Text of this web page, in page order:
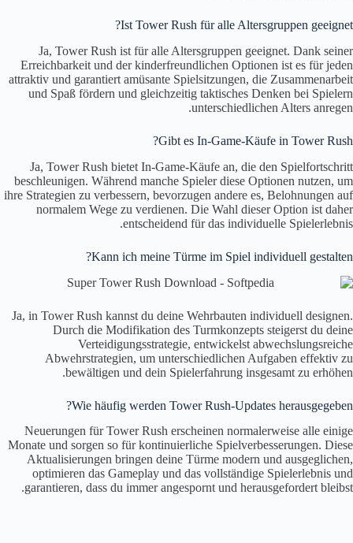
Ist Tower Rush für alle Altersgruppen geeignet?
Ja, Tower Rush ist für alle Altersgruppen geeignet. Dank seiner
Erreichbarkeit und der kinderfreundlichen Optionen ist es für jeden
attraktiv und garantiert amüsante Spielsitzungen, die Zusammenarbeit
und Spaß fördern und gleichzeitig taktisches Denken bei Spielern
unterschiedlichen Alters anregen.
Gibt es In-Game-Käufe in Tower Rush?
Ja, Tower Rush bietet In-Game-Käufe an, die den Spielfortschritt
beschleunigen. Während manche Spieler diese Optionen nutzen, um
ihre Strategien zu verbessern, bevorzugen andere es, Belohnungen auf
normalem Wege zu verdienen. Die Wahl dieser Option ist daher
entscheidend für das individuelle Spielerlebnis.
Kann ich meine Türme im Spiel individuell gestalten?
Ja, in Tower Rush kannst du deine Wehrbauten individuell designen.
Durch die Modifikation des Turmkonzepts steigerst du deine
Verteidigungsstrategie, entwickelst abwechslungsreiche
Abwehrstrategien, um unterschiedlichen Aufgaben effektiv zu
bewältigen und dein Spielerfahrung insgesamt zu erhöhen.
Wie häufig werden Tower Rush-Updates herausgegeben?
Neuerungen für Tower Rush erscheinen normalerweise alle einige
Monate und sorgen so für kontinuierliche Spielverbesserungen. Diese
Aktualisierungen bringen deine Türme modern und ausgeglichen,
optimieren das Gameplay und das vollständige Spielerlebnis und
garantieren, dass du immer angespornt und herausgefordert bleibst.